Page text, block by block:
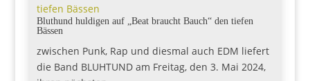
tiefen Bässen
Bluthund huldigen auf „Beat braucht Bauch“ den tiefen
Bässen
zwischen Punk, Rap und diesmal auch EDM liefert
die Band BLUHTUND am Freitag, den 3. Mai 2024,